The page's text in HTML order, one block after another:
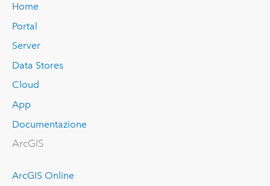
Home
Portal
Server
Data Stores
Cloud
App
Documentazione
ArcGIS
ArcGIS Online